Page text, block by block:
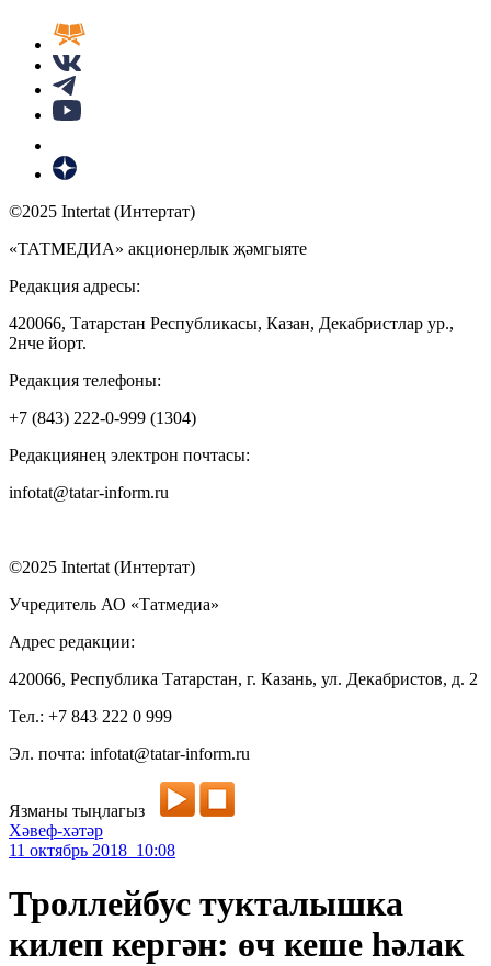
©2025 Intertat (Интертат)
«ТАТМЕДИА» акционерлык җәмгыяте
Редакция адресы:
420066, Татарстан Республикасы, Казан, Декабристлар ур.,
2нче йорт.
Редакция телефоны:
+7 (843) 222-0-999 (1304)
Редакциянең электрон почтасы:
infotat@tatar-inform.ru
©2025 Intertat (Интертат)
Учредитель АО «Татмедиа»
Адрес редакции:
420066, Республика Татарстан, г. Казань, ул. Декабристов, д. 2
Тел.: +7 843 222 0 999
Эл. почта: infotat@tatar-inform.ru
Язманы тыңлагыз
Хәвеф-хәтәр
11 октябрь 2018 10:08
Троллейбус тукталышка
килеп кергән: өч кеше һәлак